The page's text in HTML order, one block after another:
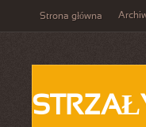
Strona główna